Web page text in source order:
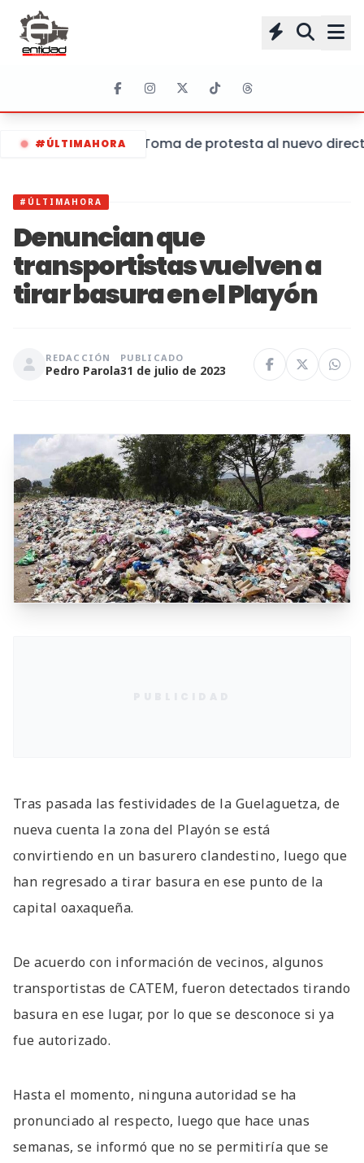
#ÚLTIMAHORA Toma de protesta al nuevo
#ÚLTIMAHORA
Denuncian que
transportistas vuelven a
tirar basura en el Playón
REDACCIÓN
Pedro Parola
PUBLICADO
31 de julio de 2023
Tras pasada las festividades de la Guelaguetza, de
nueva cuenta la zona del Playón se está
convirtiendo en un basurero clandestino, luego que
han regresado a tirar basura en ese punto de la
capital oaxaqueña.
De acuerdo con información de vecinos, algunos
transportistas de CATEM, fueron detectados tirando
basura en ese lugar, por lo que se desconoce si ya
fue autorizado.
Hasta el momento, ninguna autoridad se ha
pronunciado al respecto, luego que hace unas
semanas, se informó que no se permitiría que se